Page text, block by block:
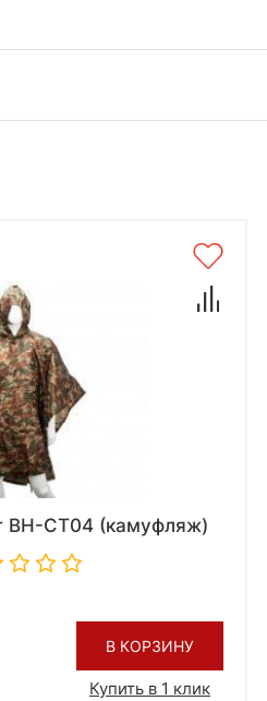
BH-CT04 (камуфляж)
В КОРЗИНУ
Купить в 1 клик